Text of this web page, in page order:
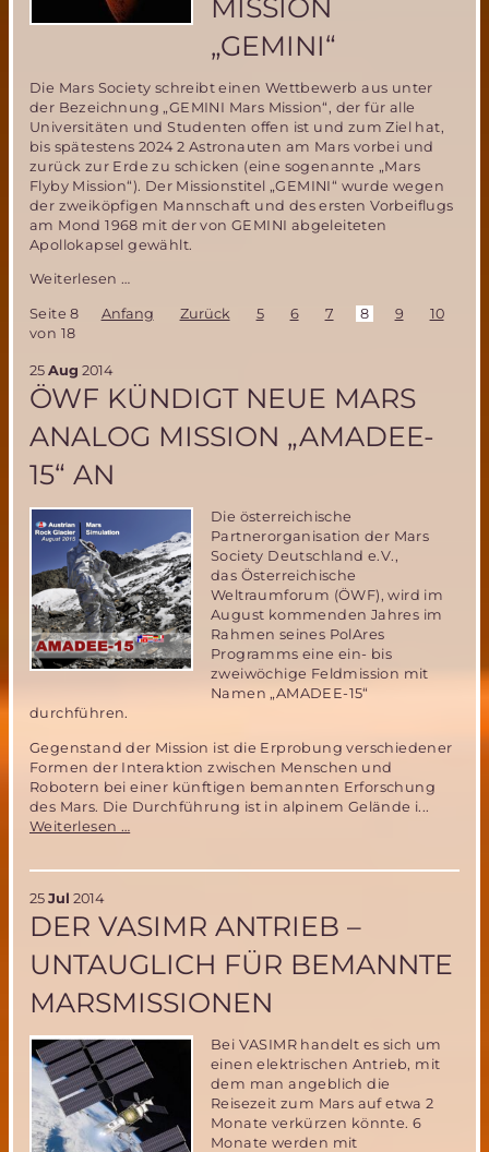
MISSION
„GEMINI“
Die Mars Society schreibt einen Wettbewerb aus unter
der Bezeichnung „GEMINI Mars Mission“, der für alle
Universitäten und Studenten offen ist und zum Ziel hat,
bis spätestens 2024 2 Astronauten am Mars vorbei und
zurück zur Erde zu schicken (eine sogenannte „Mars
Flyby Mission“). Der Missionstitel „GEMINI“ wurde wegen
der zweiköpfigen Mannschaft und des ersten Vorbeiflugs
am Mond 1968 mit der von GEMINI abgeleiteten
Apollokapsel gewählt.
Weiterlesen …
Ausschreibung
Mission
Seite 8
von 18
Anfang Zurück 5 6 7 8 9 10
25 Aug 2014
ÖWF KÜNDIGT NEUE MARS
ANALOG MISSION „AMADEE-
15“ AN
Die österreichische
Partnerorganisation der Mars
Society Deutschland e.V.,
das Österreichische
Weltraumforum (ÖWF), wird im
August kommenden Jahres im
Rahmen seines PolAres
Programms eine ein- bis
zweiwöchige Feldmission mit
Namen „AMADEE-15“
durchführen.
Gegenstand der Mission ist die Erprobung verschiedener
Formen der Interaktion zwischen Menschen und
Robotern bei einer künftigen bemannten Erforschung
des Mars. Die Durchführung ist in alpinem Gelände i...
Weiterlesen …
Mission
15“
25 Jul 2014
DER VASIMR ANTRIEB –
UNTAUGLICH FÜR BEMANNTE
MARSMISSIONEN
Bei VASIMR handelt es sich um
einen elektrischen Antrieb, mit
dem man angeblich die
Reisezeit zum Mars auf etwa 2
Monate verkürzen könnte. 6
Monate werden mit